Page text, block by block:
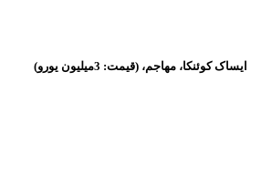
ایساک کوئنکا، مهاجم، (قیمت: 3میلیون یورو)